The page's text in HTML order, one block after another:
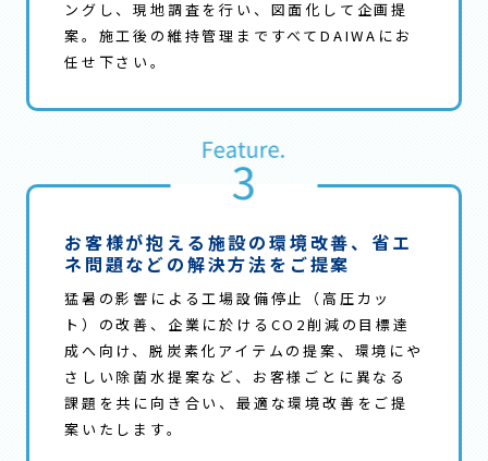
ングし、現地調査を行い、図面化して企画提
案。施工後の維持管理まですべてDAIWAにお
任せ下さい。
お客様が抱える施設の環境改善、省エ
ネ問題などの解決方法をご提案
猛暑の影響による工場設備停止（高圧カッ
ト）の改善、企業に於けるCO2削減の目標達
成へ向け、脱炭素化アイテムの提案、環境にや
さしい除菌水提案など、お客様ごとに異なる
課題を共に向き合い、最適な環境改善をご提
案いたします。